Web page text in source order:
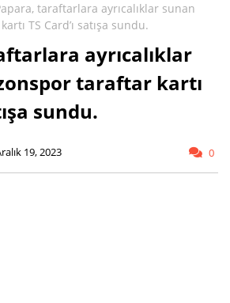
taraftarlara ayrıcalıklar sunan
TS Card’ı satışa sundu.
ayrıcalıklar
taraftar kartı
sundu.
19, 2023 0